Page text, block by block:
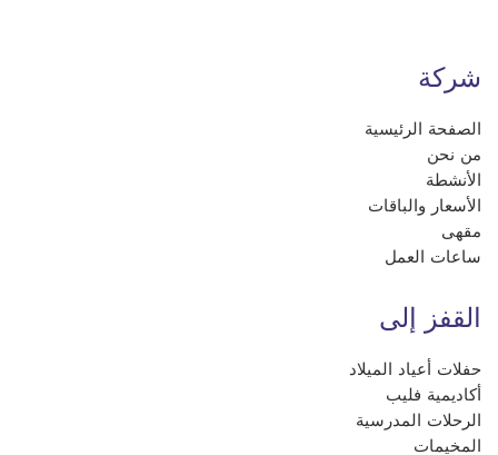
شركة
الصفحة الرئيسية
من نحن
الأنشطة
الأسعار والباقات
مقهى
ساعات العمل
القفز إلى
حفلات أعياد الميلاد
أكاديمية فليب
الرحلات المدرسية
المخيمات